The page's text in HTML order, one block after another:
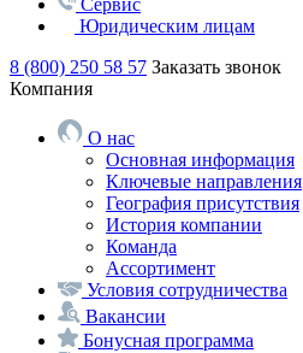
Сервис
Юридическим лицам
8 (800) 250 58 57 Заказать звонок
Компания
О нас
Основная информация
Ключевые направления
География присутствия
История компании
Команда
Ассортимент
Условия сотрудничества
Вакансии
Бонусная программа